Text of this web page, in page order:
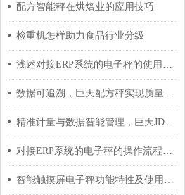
配方智能秤在烘焙业的应用技巧
检重机怎样助力食品行业分级
浅述对接ERP系统的电子秤的使用注意事项
数据可追溯，巨天配方秤实现质量管理数字化
精准计量与数据智能管理，巨天JDT-WN-Q20S智能桌秤
对接ERP系统的电子秤的操作流程分享
智能触摸屏电子秤功能特性及使用说明